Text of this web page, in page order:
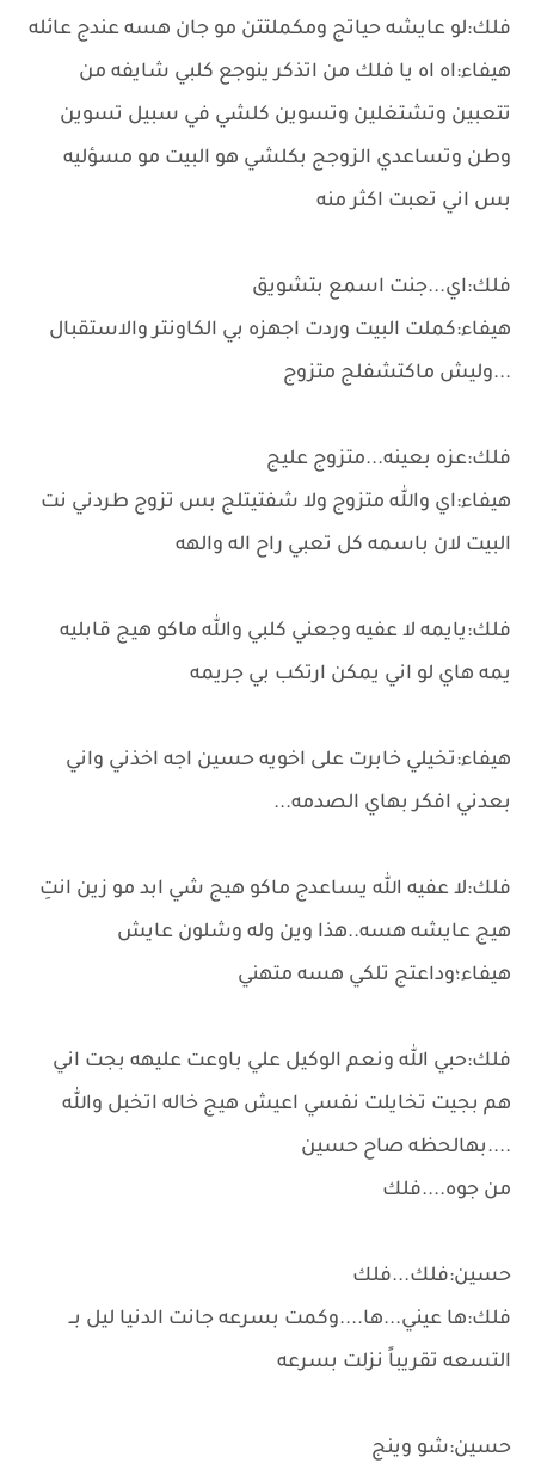
فلك:لو عايشه حياتج ومكملتتن مو جان هسه عندج عائله
هيفاء:اه اه يا فلك من اتذكر ينوجع كلبي شايفه من
تتعبين وتشتغلين وتسوين كلشي في سبيل تسوين
وطن وتساعدي الزوجج بكلشي هو البيت مو مسؤليه
بس اني تعبت اكثر منه
فلك:اي...جنت اسمع بتشويق
هيفاء:كملت البيت وردت اجهزه بي الكاونتر والاستقبال
...وليش ماكتشفلج متزوج
فلك:عزه بعينه...متزوج عليج
هيفاء:اي والله متزوج ولا شفتيتلج بس تزوج طردني نت
البيت لان باسمه كل تعبي راح اله والهه
فلك:يايمه لا عفيه وجعني كلبي والله ماكو هيج قابليه
يمه هاي لو اني يمكن ارتكب بي جريمه
هيفاء:تخيلي خابرت على اخويه حسين اجه اخذني واني
بعدني افكر بهاي الصدمه...
فلك:لا عفيه الله يساعدج ماكو هيج شي ابد مو زين انتِ
هيج عايشه هسه..هذا وين وله وشلون عايش
هيفاء؛وداعتج تلكي هسه متهني
فلك:حبي الله ونعم الوكيل علي باوعت عليهه بجت اني
هم بجيت تخايلت نفسي اعيش هيج خاله اتخبل والله
....بهالحظه صاح حسين
من جوه....فلك
حسين:فلك...فلك
فلك:ها عيني...ها....وكمت بسرعه جانت الدنيا ليل بــ
التسعه تقريباً نزلت بسرعه
حسين:شو وينج